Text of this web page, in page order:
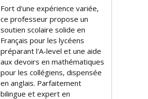
Fort d'une expérience variée,
ce professeur propose un
soutien scolaire solide en
Français pour les lycéens
préparant l'A-level et une aide
aux devoirs en mathématiques
pour les collégiens, dispensée
en anglais. Parfaitement
bilingue et expert en